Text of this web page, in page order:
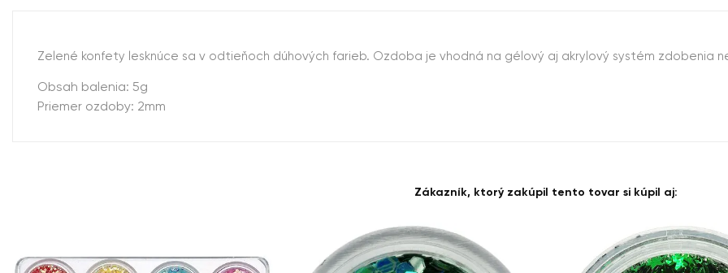
Zelené konfety lesknúce sa v odtieňoch dúhových farieb. Ozdoba je vhodná na gélový aj akrylový systém zdobenia
Obsah balenia: 5g
Priemer ozdoby: 2mm
Zákazník, ktorý zakúpil tento tovar si kúpil aj: